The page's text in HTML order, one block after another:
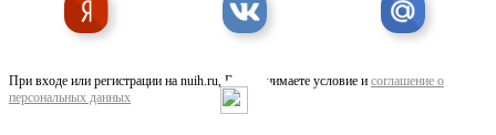
При входе или регистрации на nuih.ru, Вы принимаете условие и соглашение о
персональных данных